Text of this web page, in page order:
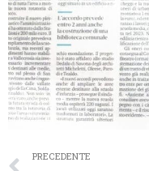
PRECEDENTE